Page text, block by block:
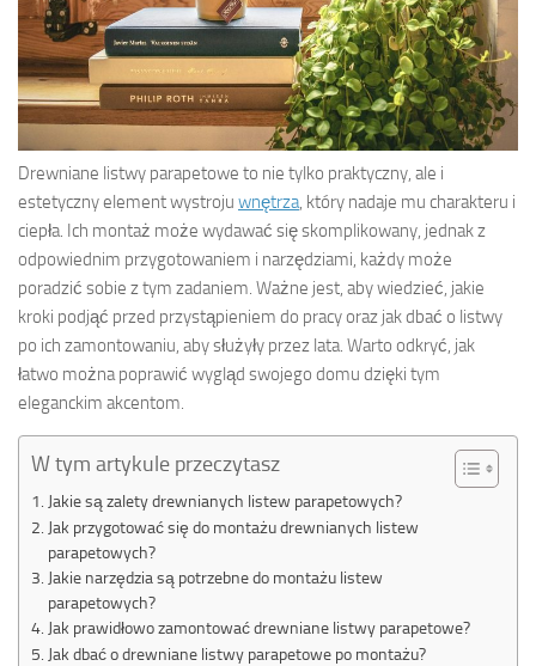
Drewniane listwy parapetowe to nie tylko praktyczny, ale i
estetyczny element wystroju wnętrza, który nadaje mu charakteru i
ciepła. Ich montaż może wydawać się skomplikowany, jednak z
odpowiednim przygotowaniem i narzędziami, każdy może
poradzić sobie z tym zadaniem. Ważne jest, aby wiedzieć, jakie
kroki podjąć przed przystąpieniem do pracy oraz jak dbać o listwy
po ich zamontowaniu, aby służyły przez lata. Warto odkryć, jak
łatwo można poprawić wygląd swojego domu dzięki tym
eleganckim akcentom.
W tym artykule przeczytasz
Jakie są zalety drewnianych listew parapetowych?
Jak przygotować się do montażu drewnianych listew
parapetowych?
Jakie narzędzia są potrzebne do montażu listew
parapetowych?
Jak prawidłowo zamontować drewniane listwy parapetowe?
Jak dbać o drewniane listwy parapetowe po montażu?